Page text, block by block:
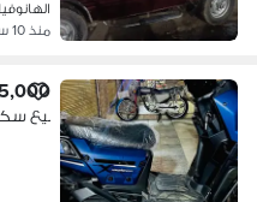
منذ 10 ساعات
65,000
بيع